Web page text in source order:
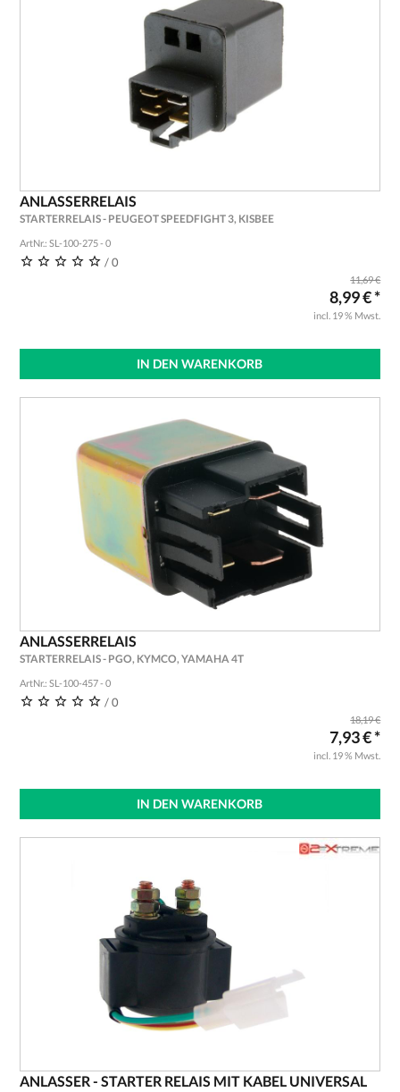
ANLASSERRELAIS
STARTERRELAIS - PEUGEOT SPEEDFIGHT 3, KISBEE
ArtNr.: SL-100-275 - 0
/ 0
11,69 €
8,99 € *
incl. 19 % Mwst.
IN DEN WARENKORB
ANLASSERRELAIS
STARTERRELAIS - PGO, KYMCO, YAMAHA 4T
ArtNr.: SL-100-457 - 0
/ 0
18,19 €
7,93 € *
incl. 19 % Mwst.
IN DEN WARENKORB
ANLASSER - STARTER RELAIS MIT KABEL UNIVERSAL